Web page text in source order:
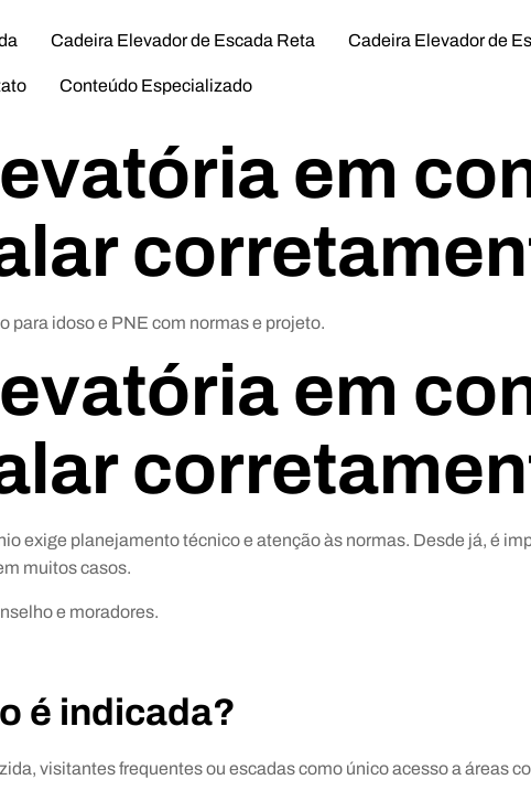
Cadeira Elevador de Escada Reta Cadeira Elevador de
Conteúdo Especializado
em
para idoso e PNE com normas e projeto.
em
exige planejamento técnico e atenção às normas. Desde já, é
muitos casos.
e moradores.
é indicada?
visitantes frequentes ou escadas como único acesso a áreas